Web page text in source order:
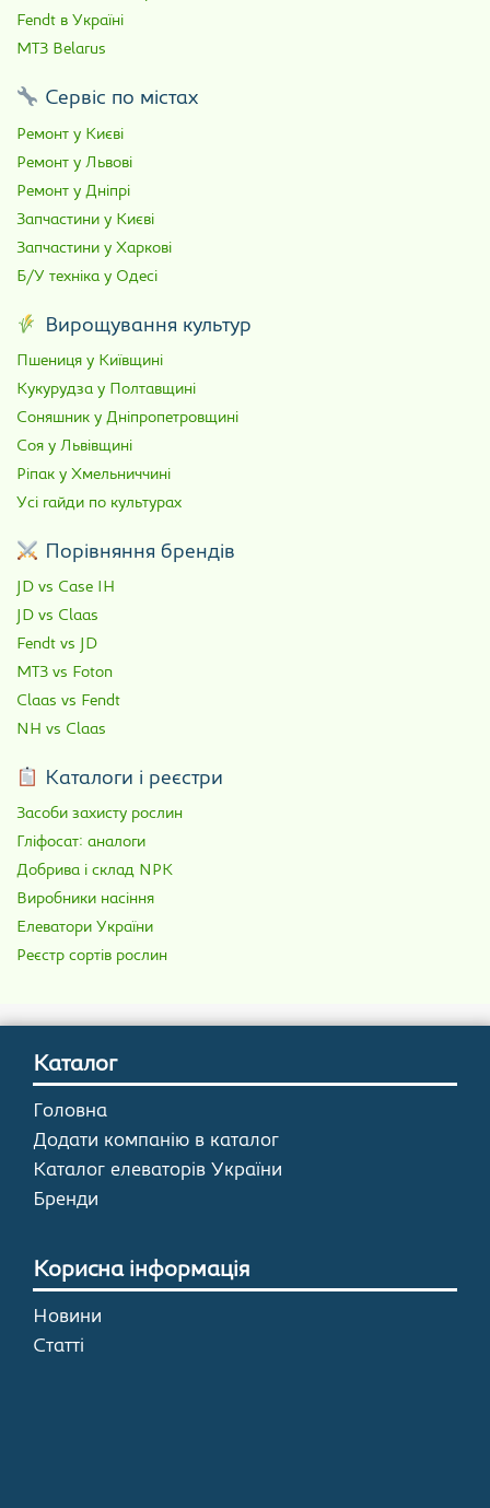
Fendt в Україні
МТЗ Belarus
Сервіс по містах
Ремонт у Києві
Ремонт у Львові
Ремонт у Дніпрі
Запчастини у Києві
Запчастини у Харкові
Б/У техніка у Одесі
Вирощування культур
Пшениця у Київщині
Кукурудза у Полтавщині
Соняшник у Дніпропетровщині
Соя у Львівщині
Ріпак у Хмельниччині
Усі гайди по культурах
Порівняння брендів
JD vs Case IH
JD vs Claas
Fendt vs JD
МТЗ vs Foton
Claas vs Fendt
NH vs Claas
Каталоги і реєстри
Засоби захисту рослин
Гліфосат: аналоги
Добрива і склад NPK
Виробники насіння
Елеватори України
Реєстр сортів рослин
Каталог
Головна
Додати компанію в каталог
Каталог елеваторів України
Бренди
Корисна інформація
Новини
Статті